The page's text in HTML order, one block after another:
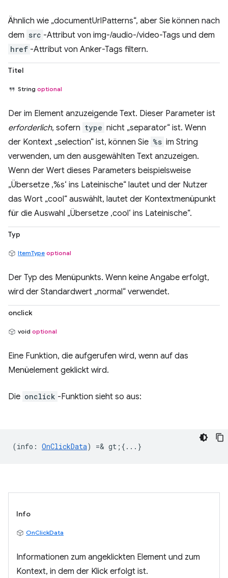
Ähnlich wie „documentUrlPatterns“, aber Sie können nach
dem src -Attribut von img-/audio-/video-Tags und dem
href -Attribut von Anker-Tags filtern.
Titel
String optional
Der im Element anzuzeigende Text. Dieser Parameter ist
erforderlich, sofern type nicht „separator“ ist. Wenn
der Kontext „selection“ ist, können Sie %s im String
verwenden, um den ausgewählten Text anzuzeigen.
Wenn der Wert dieses Parameters beispielsweise
„Übersetze ‚%s‘ ins Lateinische“ lautet und der Nutzer
das Wort „cool“ auswählt, lautet der Kontextmenüpunkt
für die Auswahl „Übersetze ‚cool‘ ins Lateinische“.
Typ
ItemType optional
Der Typ des Menüpunkts. Wenn keine Angabe erfolgt,
wird der Standardwert „normal“ verwendet.
onclick
void optional
Eine Funktion, die aufgerufen wird, wenn auf das
Menüelement geklickt wird.
Die onclick -Funktion sieht so aus:
(info : OnClickData) =& gt;{...}
Info
OnClickData
Informationen zum angeklickten Element und zum
Kontext, in dem der Klick erfolgt ist.